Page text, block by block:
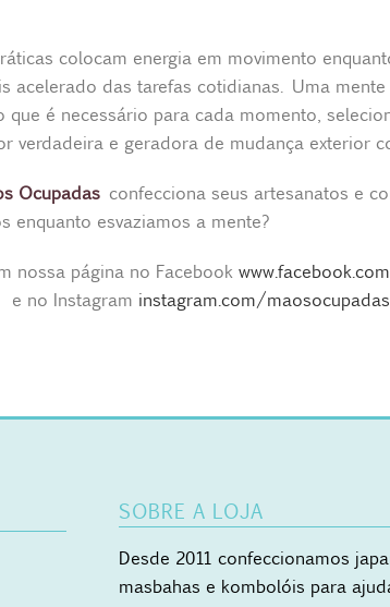
colocam energia em movimento
acelerado das tarefas cotidianas. Uma mente
é necessário para cada momento,
verdadeira e geradora de mudança exterior
Ocupadas confecciona seus artesanatos e
enquanto esvaziamos a mente?
nossa página no Facebook
e no Instagram instagram.com/maosocupadas
SOBRE A LOJA
Desde 2011 confeccionamos
masbahas e kombolóis para